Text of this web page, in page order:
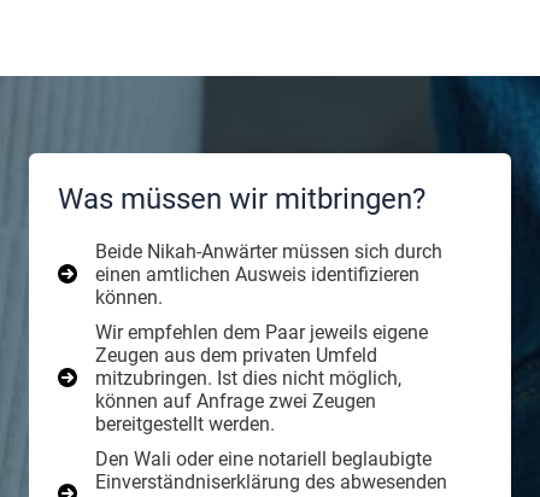
Was müssen wir mitbringen?
Beide Nikah-Anwärter müssen sich durch
einen amtlichen Ausweis identifizieren
können.
Wir empfehlen dem Paar jeweils eigene
Zeugen aus dem privaten Umfeld
mitzubringen. Ist dies nicht möglich,
können auf Anfrage zwei Zeugen
bereitgestellt werden.
Den Wali oder eine notariell beglaubigte
Einverständniserklärung des abwesenden